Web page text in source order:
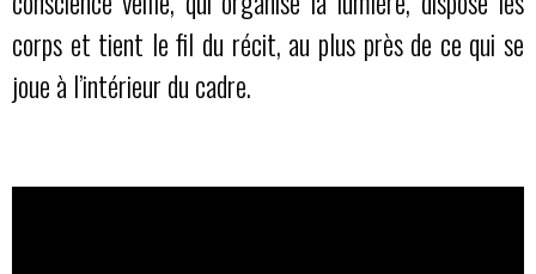
corps et tient le fil du récit, au plus près de ce qui se
joue à l’intérieur du cadre.